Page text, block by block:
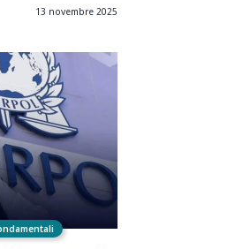
13 novembre 2025